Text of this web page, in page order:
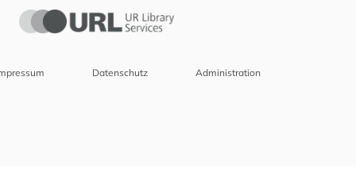
Datenschutz Administration